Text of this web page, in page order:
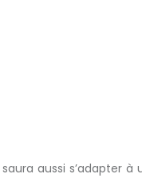
aussi s’adapter